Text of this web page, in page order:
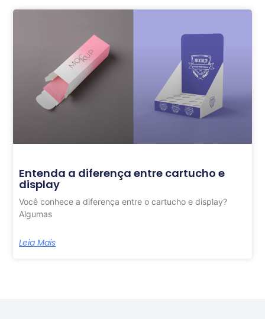
Entenda a diferença entre cartucho e
display
Você conhece a diferença entre o cartucho e display?
Algumas
Leia Mais